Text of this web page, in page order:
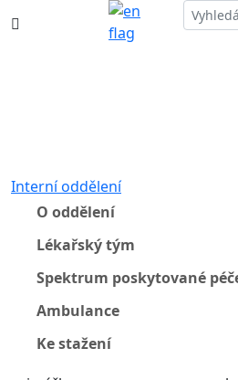
Interní oddělení
O oddělení
Lékařský tým
Spektrum poskytované
Ambulance
Ke stažení